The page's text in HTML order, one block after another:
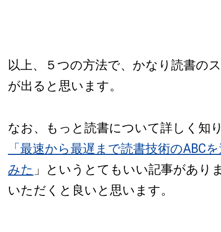
以上、５つの方法で、かなり読書の
が出ると思います。
なお、もっと読書について詳しく知
「最速から最遅まで読書技術のABC
みた 」というとてもいい記事があり
いただくと良いと思います。